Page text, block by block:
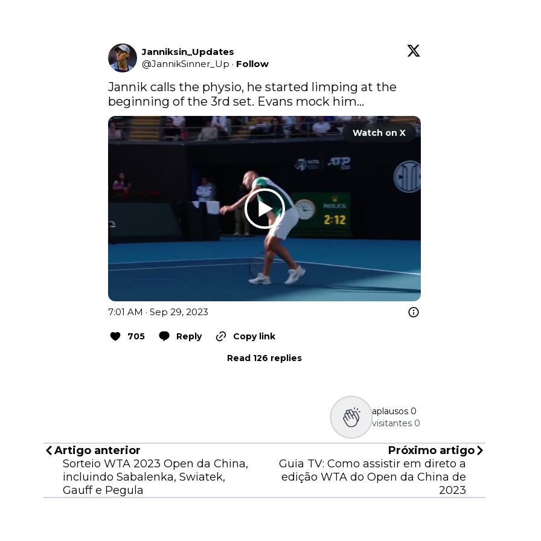
Janniksin_Updates
@JannikSinner_Up · Follow
Jannik calls the physio, he started limping at the
beginning of the 3rd set. Evans mock him...
Watch on X
7:01 AM · Sep 29, 2023
705 Reply
Copy link
Read 126 replies
aplausos 0
visitantes 0
Artigo anterior
Sorteio WTA 2023 Open da China,
incluindo Sabalenka, Swiatek,
Gauff e Pegula
Próximo artigo
Guia TV: Como assistir em direto a
edição WTA do Open da China de
2023